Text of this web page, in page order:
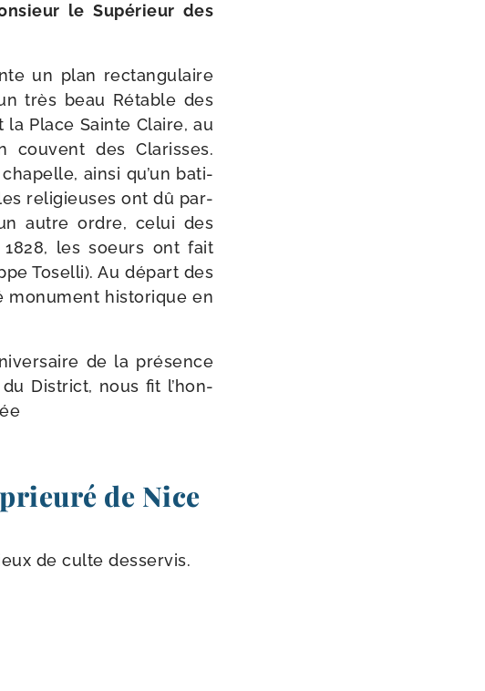
le Supérieur des
un plan rec­tan­gu­laire
très beau Rétable des
Place Sainte Claire, au
des Clarisses.
ain­si qu’un bati­
reli­gieuses ont dû par­
autre ordre, celui des
1828, les soeurs ont fait
Toselli). Au départ des
monu­ment his­to­rique en
de la pré­sence
du District, nous fit l’hon­
de Nice
de culte desservis.